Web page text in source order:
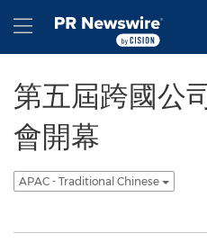
Hamburger menu
第五屆跨國公
會開幕
APAC - Traditional Chinese